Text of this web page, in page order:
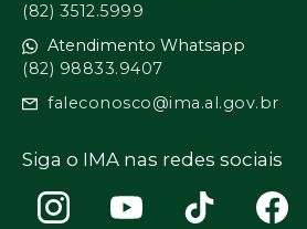
(82) 3512.5999
Atendimento Whatsapp
(82) 98833.9407
faleconosco@ima.al.gov.br
Siga o IMA nas redes sociais